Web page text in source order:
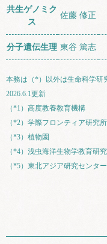
共生ゲノミク
ス
佐藤 修正
分子遺伝生理 東谷 篤志
本務は（*）以外は生命科学研
2026.6.1更新
（*1）高度教養教育機構
（*2）学際フロンティア研究所
（*3）植物園
（*4）浅虫海洋生物学教育研
（*5）東北アジア研究センター